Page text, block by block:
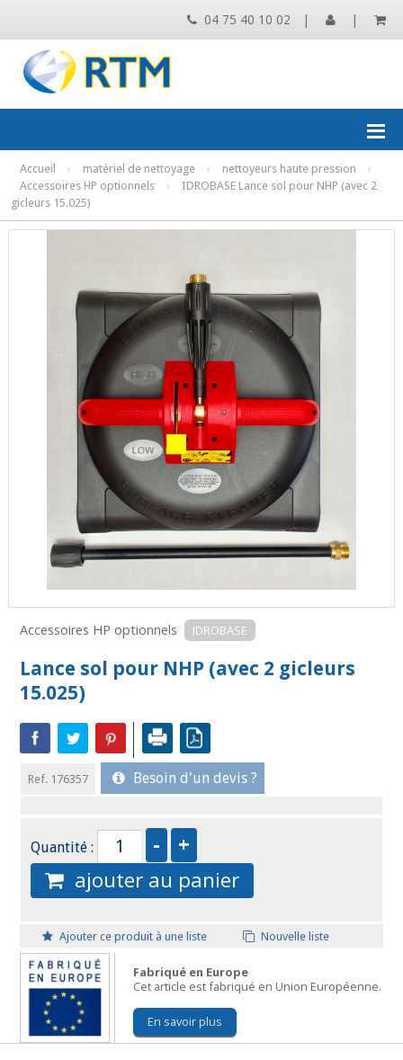
04 75 40 10 02 | |
Accueil › matériel de nettoyage › nettoyeurs haute pression
›
Accessoires HP optionnels
›
IDROBASE Lance sol pour NHP (avec 2
gicleurs 15.025)
Accessoires HP optionnels IDROBASE
Lance sol pour NHP (avec 2 gicleurs
15.025)
Ref. 176357 Besoin d'un devis ?
Quantité :
ajouter au panier
Ajouter ce produit à une liste Nouvelle liste
Fabriqué en Europe
Cet article est fabriqué en Union Européenne.
En savoir plus